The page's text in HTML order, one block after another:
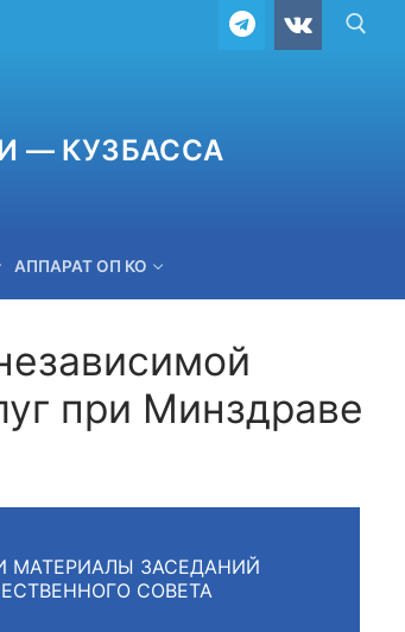
— КУЗБАССА
АППАРАТ ОП КО
при Минздраве
МАТЕРИАЛЫ ЗАСЕДАНИЙ
СОВЕТА